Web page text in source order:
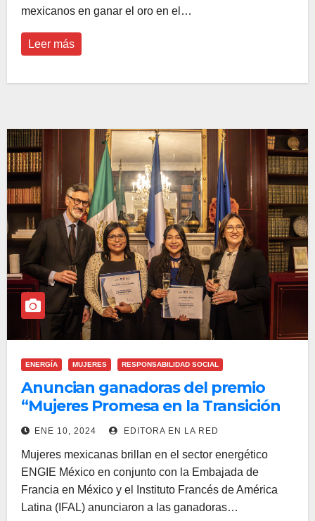
mexicanos en ganar el oro en el…
Leer más
ENERGÍA MUJERES RESPONSABILIDAD SOCIAL
Anuncian ganadoras del premio
“Mujeres Promesa en la Transición
Energética”.
ENE 10, 2024 EDITORA EN LA RED
Mujeres mexicanas brillan en el sector energético
ENGIE México en conjunto con la Embajada de
Francia en México y el Instituto Francés de América
Latina (IFAL) anunciaron a las ganadoras…